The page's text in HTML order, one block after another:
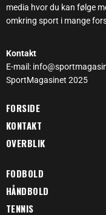
media hvor du kan følge
omkring sport i mange
Kontakt
E-mail:
SportMagasinet 2025
FORSIDE
KONTAKT
OVERBLIK
FODBOLD
HÅNDBOLD
TENNIS